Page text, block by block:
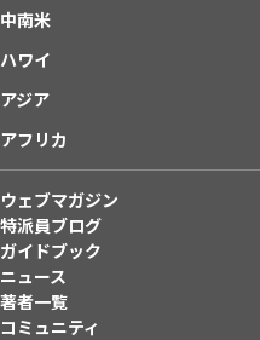
中南米
ハワイ
アジア
アフリカ
ウェブマガジン
特派員ブログ
ガイドブック
ニュース
著者一覧
コミュニティ